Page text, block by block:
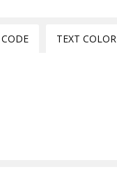
TEXT COLOR